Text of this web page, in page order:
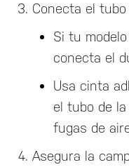
Conecta el
Si tu
conecta el
Usa cinta
el tubo de
fugas de
Asegura la